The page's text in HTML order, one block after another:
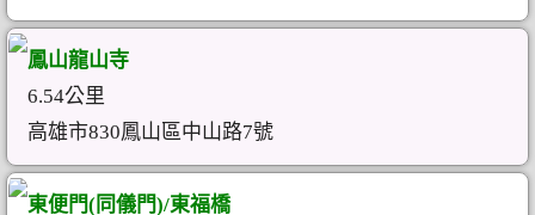
鳳山龍山寺
6.54公里
高雄市830鳳山區中山路7號
東便門(同儀門)/東福橋